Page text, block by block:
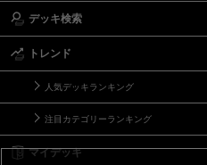
デッキ検索
トレンド
人気デッキランキング
注目カテゴリーランキング
マイデッキ